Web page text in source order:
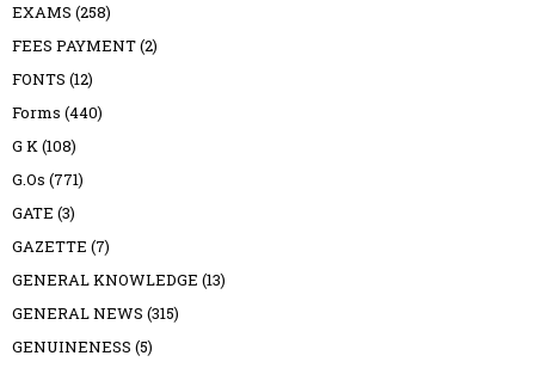
EXAMS (258)
FEES PAYMENT(2)
FONTS (12)
Forms (440)
G K(108)
G.Os (771)
GATE (3)
GAZETTE (7)
GENERAL KNOWLEDGE (13)
GENERAL NEWS (315)
GENUINENESS (5)